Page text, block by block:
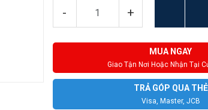
- +
MUA NGAY
Giao Tận Nơi Hoặc Nhận Tại
TRẢ GÓP QUA THẺ
Visa, Master, JCB